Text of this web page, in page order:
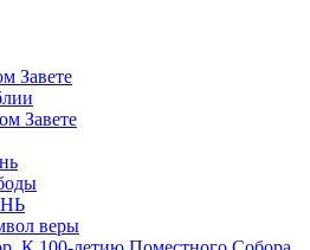
Завете
Завете
веры